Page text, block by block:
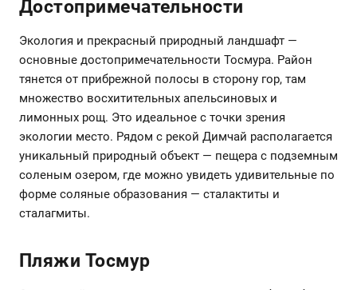
Достопримечательности
Экология и прекрасный природный ландшафт —
основные достопримечательности Тосмура. Район
тянется от прибрежной полосы в сторону гор, там
множество восхитительных апельсиновых и
лимонных рощ. Это идеальное с точки зрения
экологии место. Рядом с рекой Димчай располагается
уникальный природный объект — пещера с подземным
соленым озером, где можно увидеть удивительные по
форме соляные образования — сталактиты и
сталагмиты.
Пляжи Тосмур